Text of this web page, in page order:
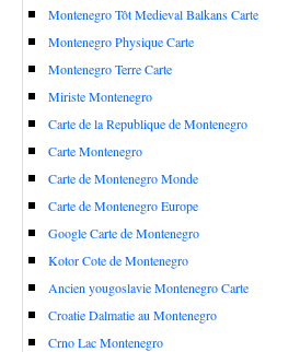
Montenegro Tôt Medieval Balkans Carte
Montenegro Physique Carte
Montenegro Terre Carte
Miriste Montenegro
Carte de la Republique de Montenegro
Carte Montenegro
Carte de Montenegro Monde
Carte de Montenegro Europe
Google Carte de Montenegro
Kotor Cote de Montenegro
Ancien yougoslavie Montenegro Carte
Croatie Dalmatie au Montenegro
Crno Lac Montenegro